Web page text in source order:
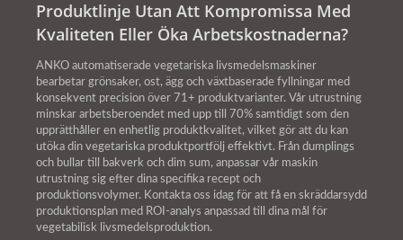
Produktlinje Utan Att Kompromissa Med
Kvaliteten Eller Öka Arbetskostnaderna?
ANKO automatiserade vegetariska livsmedelsmaskiner
bearbetar grönsaker, ost, ägg och växtbaserade fyllningar med
konsekvent precision över 71+ produktvarianter. Vår utrustning
minskar arbetsberoendet med upp till 70% samtidigt som den
upprätthåller en enhetlig produktkvalitet, vilket gör att du kan
utöka din vegetariska produktportfölj effektivt. Från dumplings
och bullar till bakverk och dim sum, anpassar vår maskin
utrustning sig efter dina specifika recept och
produktionsvolymer. Kontakta oss idag för att få en skräddarsydd
produktionsplan med ROI-analys anpassad till dina mål för
vegetabilisk livsmedelsproduktion.